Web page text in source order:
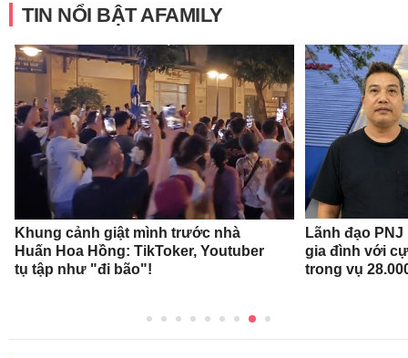
TIN NỔI BẬT AFAMILY
Khung cảnh giật mình trước nhà
Huấn Hoa Hồng: TikToker, Youtuber
tụ tập như "đi bão"!
Lãnh đạo
gia đình với
trong vụ